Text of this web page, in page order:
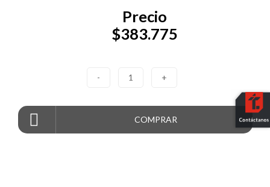
Precio
$383.775
- 1 +
COMPRAR